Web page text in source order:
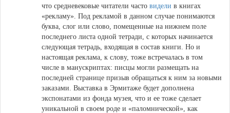
что средневековые читатели часто видели в книгах
«рекламу». Под рекламой в данном случае понимаются
буква, слог или слово, помещенные на нижнем поле
последнего листа одной тетради, с которых начинается
следующая тетрадь, входящая в состав книги. Но и
настоящая реклама, к слову, тоже встречалась в том
числе в манускриптах: писцы могли размещать на
последней странице призыв обращаться к ним за новыми
заказами. Выставка в Эрмитаже будет дополнена
экспонатами из фонда музея, что и ее тоже сделает
уникальной в своем роде и «паломнической», как